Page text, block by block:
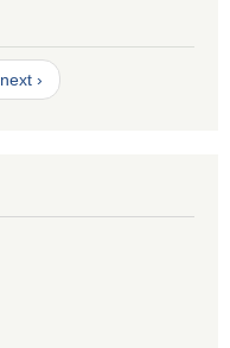
next ›